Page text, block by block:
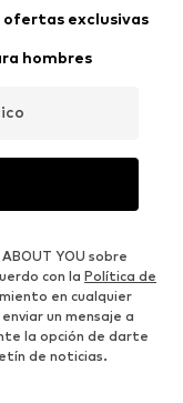
exclusivas
hombres
YOU sobre
con la Política de
en cualquier
un mensaje a
la opción de darte
de noticias.